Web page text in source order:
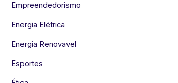
Empreendedorismo
Energia Elétrica
Energia Renovavel
Esportes